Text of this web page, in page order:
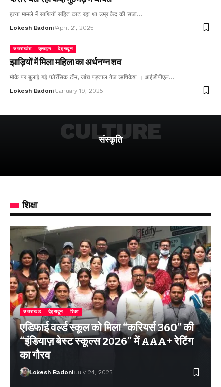
हत्या मामले में साथियों सहित काट रहा था उम्र कैद की सजा…
Lokesh Badoni April 21, 2025
उत्तराखंड क्राइम देहरादून
झाड़ियों में मिला महिला का अर्धनग्न शव
मौके पर बुलाई गई फोरेंसिक टीम, जांच पड़ताल तेज ऋषिकेश । आईडीपीएल…
Lokesh Badoni January 19, 2025
संस्कृति
CULTURE
शिक्षा
उत्तराखंड देहरादून शिक्षा
एडिफाई वर्ल्ड स्कूल को मिला “करियर्स 360” की
“इंडियाज़ बेस्ट स्कूल्स 2026” में AAA+ रेटिंग
का गौरव
Lokesh Badoni July 24, 2026